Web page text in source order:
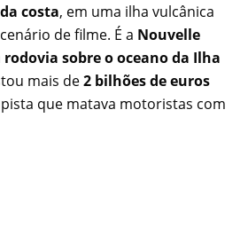
costa, em uma ilha vulcânica
de filme. É a Nouvelle
rodovia sobre o oceano da Ilha
mais de2 bilhões de euros
que matava motoristas com